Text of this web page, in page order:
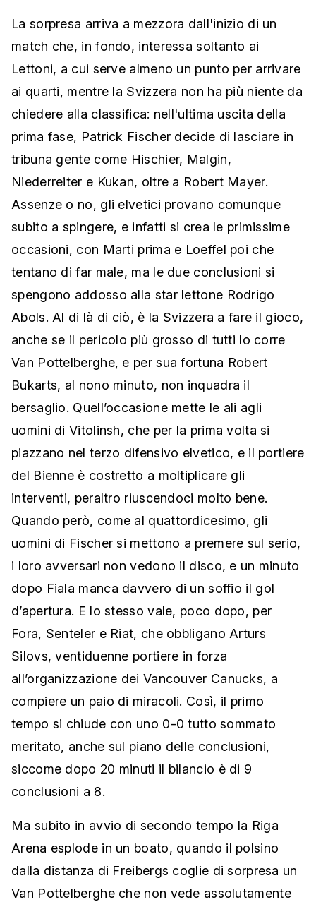
La sorpresa arriva a mezzora dall'inizio di un
match che, in fondo, interessa soltanto ai
Lettoni, a cui serve almeno un punto per arrivare
ai quarti, mentre la Svizzera non ha più niente da
chiedere alla classifica: nell'ultima uscita della
prima fase, Patrick Fischer decide di lasciare in
tribuna gente come Hischier, Malgin,
Niederreiter e Kukan, oltre a Robert Mayer.
Assenze o no, gli elvetici provano comunque
subito a spingere, e infatti si crea le primissime
occasioni, con Marti prima e Loeffel poi che
tentano di far male, ma le due conclusioni si
spengono addosso alla star lettone Rodrigo
Abols. Al di là di ciò, è la Svizzera a fare il gioco,
anche se il pericolo più grosso di tutti lo corre
Van Pottelberghe, e per sua fortuna Robert
Bukarts, al nono minuto, non inquadra il
bersaglio. Quell’occasione mette le ali agli
uomini di Vitolinsh, che per la prima volta si
piazzano nel terzo difensivo elvetico, e il portiere
del Bienne è costretto a moltiplicare gli
interventi, peraltro riuscendoci molto bene.
Quando però, come al quattordicesimo, gli
uomini di Fischer si mettono a premere sul serio,
i loro avversari non vedono il disco, e un minuto
dopo Fiala manca davvero di un soffio il gol
d’apertura. E lo stesso vale, poco dopo, per
Fora, Senteler e Riat, che obbligano Arturs
Silovs, ventiduenne portiere in forza
all’organizzazione dei Vancouver Canucks, a
compiere un paio di miracoli. Così, il primo
tempo si chiude con uno 0-0 tutto sommato
meritato, anche sul piano delle conclusioni,
siccome dopo 20 minuti il bilancio è di 9
conclusioni a 8.
Ma subito in avvio di secondo tempo la Riga
Arena esplode in un boato, quando il polsino
dalla distanza di Freibergs coglie di sorpresa un
Van Pottelberghe che non vede assolutamente